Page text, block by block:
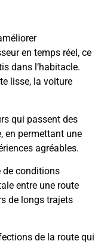
en temps réel, ce
dans l’habitacle.
lisse, la voiture
qui passent des
en permettant une
agréables.
de conditions
entre une route
de longs trajets
de la route qui